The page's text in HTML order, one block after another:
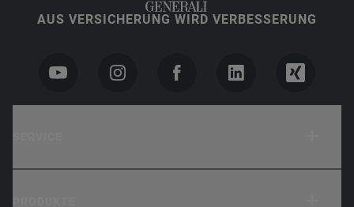
AUS VERSICHERUNG WIRD VERBESSERUNG